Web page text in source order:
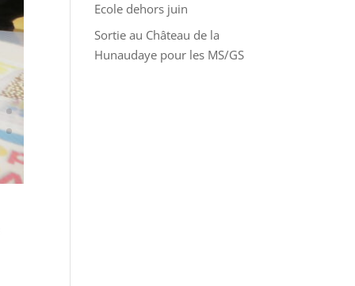
Ecole dehors juin
Sortie au Château de la
Hunaudaye pour les MS/GS